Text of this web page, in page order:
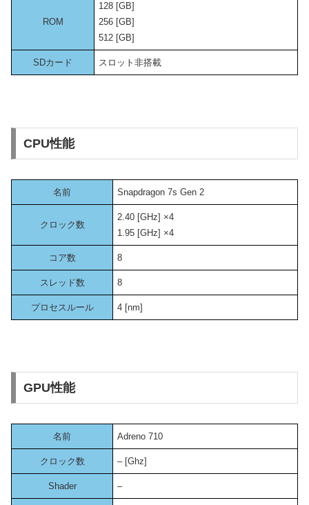
ROM
128 [GB]
256 [GB]
512 [GB]
SDカード スロット非搭載
CPU性能
名前 Snapdragon 7s Gen 2
クロック数
2.40 [GHz] ×4
1.95 [GHz] ×4
コア数 8
スレッド数 8
プロセスルール 4 [nm]
GPU性能
名前 Adreno 710
クロック数 – [Ghz]
Shader –